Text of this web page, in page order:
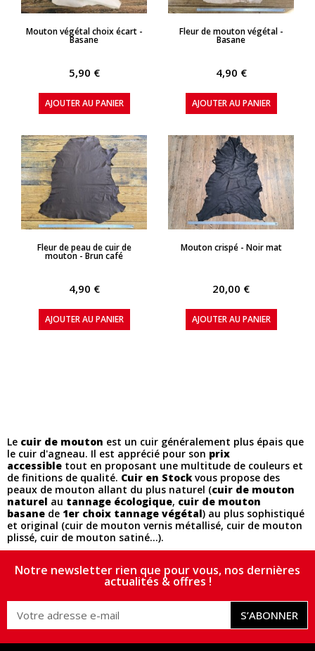
APERÇU RAPIDE
Mouton végétal choix écart -
Basane
5,90 €
AJOUTER AU PANIER
APERÇU RAPIDE
Fleur de mouton végétal -
Basane
4,90 €
AJOUTER AU PANIER
APERÇU RAPIDE
Fleur de peau de cuir de
mouton - Brun café
4,90 €
AJOUTER AU PANIER
APERÇU RAPIDE
Mouton crispé - Noir mat
20,00 €
AJOUTER AU PANIER
Le cuir de mouton est un cuir généralement plus épais que
le cuir d'agneau. Il est apprécié pour son prix
accessible tout en proposant une multitude de couleurs et
de finitions de qualité. Cuir en Stockvous propose des
peaux de mouton allant du plus naturel (cuir de mouton
naturel au tannage écologique, cuir de mouton
basane de 1er choix tannage végétal) au plus sophistiqué
et original (cuir de mouton vernis métallisé, cuir de mouton
plissé, cuir de mouton satiné...).
Notre newsletter rien que pour vous, nos dernières
actualités & offres !
S’ABONNER